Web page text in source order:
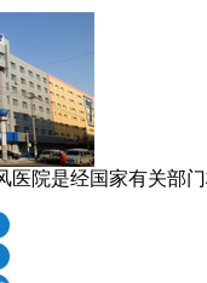
医院是经国家有关部